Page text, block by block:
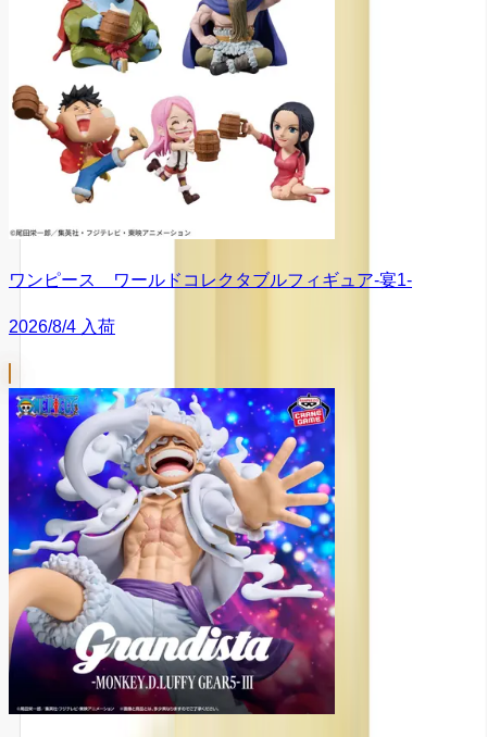
ワンピース ワールドコレクタブルフィギュア-宴1-
2026/8/4 入荷